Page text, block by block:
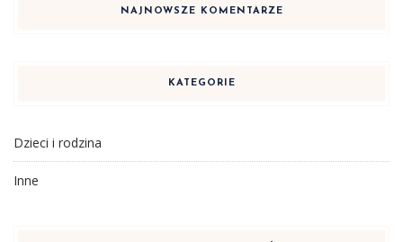
NAJNOWSZE KOMENTARZE
KATEGORIE
Dzieci i rodzina
Inne